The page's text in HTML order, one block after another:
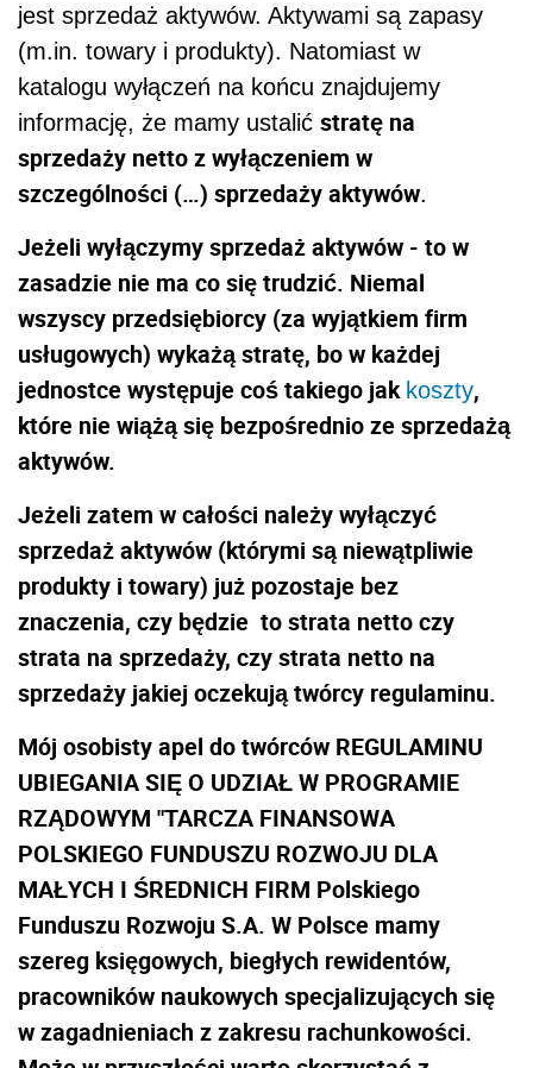
jest sprzedaż aktywów. Aktywami są zapasy
(m.in. towary i produkty). Natomiast w
katalogu wyłączeń na końcu znajdujemy
informację, że mamy ustalić stratę na
sprzedaży netto z wyłączeniem w
szczególności (…) sprzedaży aktywów.
Jeżeli wyłączymy sprzedaż aktywów - to w
zasadzie nie ma co się trudzić. Niemal
wszyscy przedsiębiorcy (za wyjątkiem firm
usługowych) wykażą stratę, bo w każdej
jednostce występuje coś takiego jak koszty,
które nie wiążą się bezpośrednio ze sprzedażą
aktywów.
Jeżeli zatem w całości należy wyłączyć
sprzedaż aktywów (którymi są niewątpliwie
produkty i towary) już pozostaje bez
znaczenia, czy będzie to strata netto czy
strata na sprzedaży, czy strata netto na
sprzedaży jakiej oczekują twórcy regulaminu.
Mój osobisty apel do twórców REGULAMINU
UBIEGANIA SIĘ O UDZIAŁ W PROGRAMIE
RZĄDOWYM "TARCZA FINANSOWA
POLSKIEGO FUNDUSZU ROZWOJU DLA
MAŁYCH I ŚREDNICH FIRM Polskiego
Funduszu Rozwoju S.A. W Polsce mamy
szereg księgowych, biegłych rewidentów,
pracowników naukowych specjalizujących się
w zagadnieniach z zakresu rachunkowości.